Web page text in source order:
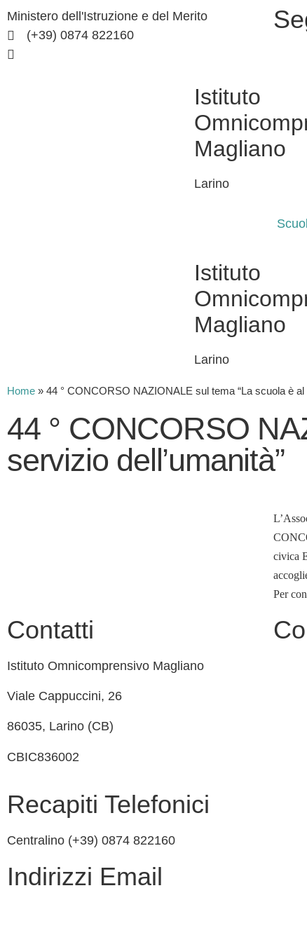
Ministero dell'Istruzione e del Merito
(+39) 0874 822160
Istituto
Magliano
Larino
Istituto
Magliano
Larino
Home » 44 ° CONCORSO NAZIONALE sul tema “La scuola è al
44 ° CONCORSO
servizio dell’umanità”
civica
Per
Contatti
Istituto Omnicomprensivo Magliano
Viale Cappuccini, 26
86035, Larino (CB)
CBIC836002
Recapiti Telefonici
Centralino (+39) 0874 822160
Indirizzi Email